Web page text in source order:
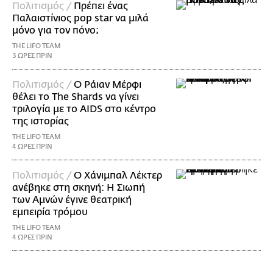
Πολιτισμός / Πρέπει ένας
Παλαιστίνιος pop star να μιλά
μόνο για τον πόνο;
THE LIFO TEAM
3 ΩΡΕΣ ΠΡΙΝ
Πολιτισμός / Ο Ράιαν Μέρφι
θέλει το The Shards να γίνει
τριλογία με το AIDS στο κέντρο
της ιστορίας
THE LIFO TEAM
4 ΩΡΕΣ ΠΡΙΝ
Πολιτισμός / Ο Χάνιμπαλ Λέκτερ
ανέβηκε στη σκηνή: Η Σιωπή
των Αμνών έγινε θεατρική
εμπειρία τρόμου
THE LIFO TEAM
4 ΩΡΕΣ ΠΡΙΝ